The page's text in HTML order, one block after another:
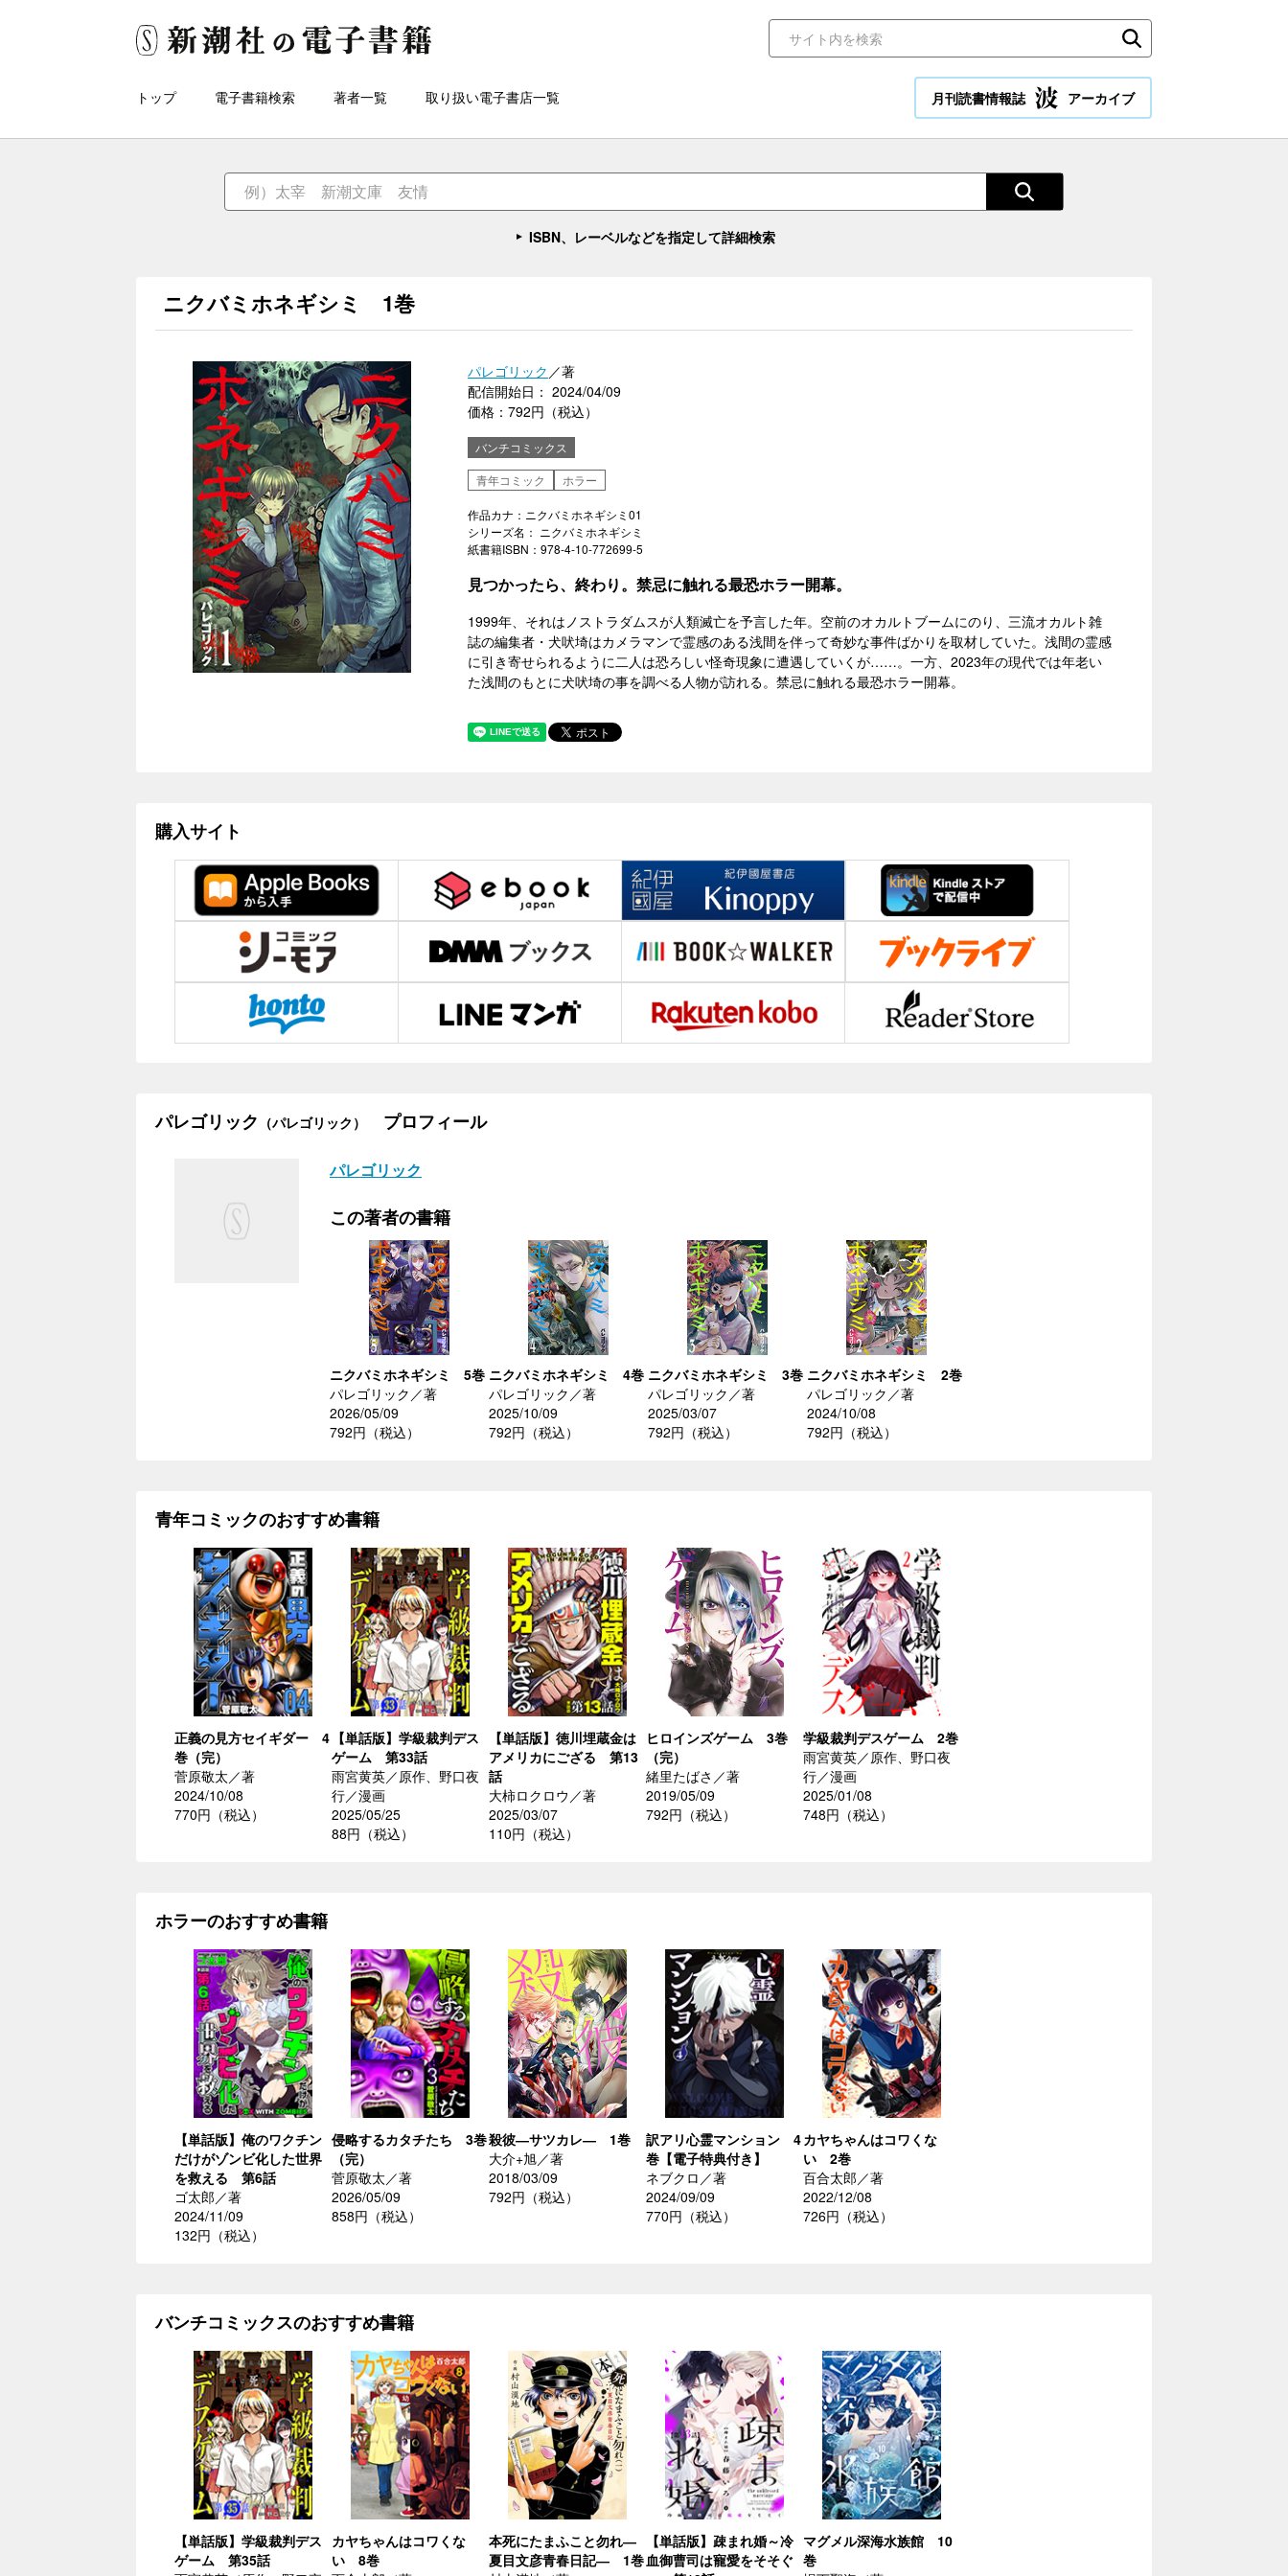
トップ 電子書籍検索 著者一覧 取り扱い電子書店一覧 月刊読書情報誌 アーカイブ
ISBN、レーベルなどを指定して詳細検索
ニクバミホネギシミ 1巻
パレゴリック ／著
配信開始日： 2024/04/09
価格：792円（税込）
バンチコミックス
青年コミック
ホラー
作品カナ：ニクバミホネギシミ01
シリーズ名： ニクバミホネギシミ
紙書籍ISBN：978-4-10-772699-5
見つかったら、終わり。禁忌に触れる最恐ホラー開幕。
1999年、それはノストラダムスが人類滅亡を予言した年。空前のオカルトブームにのり、三流オカルト雑
誌の編集者・犬吠埼はカメラマンで霊感のある浅間を伴って奇妙な事件ばかりを取材していた。浅間の霊感
に引き寄せられるように二人は恐ろしい怪奇現象に遭遇していくが……。一方、2023年の現代では年老い
た浅間のもとに犬吠埼の事を調べる人物が訪れる。禁忌に触れる最恐ホラー開幕。
購入サイト
パレゴリック （パレゴリック） プロフィール
パレゴリック
この著者の書籍
ニクバミホネギシミ 5巻
パレゴリック／著
2026/05/09
792円（税込）
ニクバミホネギシミ 4巻
パレゴリック／著
2025/10/09
792円（税込）
ニクバミホネギシミ 3巻
パレゴリック／著
2025/03/07
792円（税込）
ニクバミホネギシミ 2巻
パレゴリック／著
2024/10/08
792円（税込）
青年コミックのおすすめ書籍
正義の見方セイギダー 4
巻（完）
菅原敬太／著
2024/10/08
770円（税込）
【単話版】学級裁判デス
ゲーム 第33話
雨宮黄英／原作、野口夜
行／漫画
2025/05/25
88円（税込）
【単話版】徳川埋蔵金は
アメリカにござる 第13
話
大柿ロクロウ／著
2025/03/07
110円（税込）
ヒロインズゲーム 3巻
（完）
緒里たばさ／著
2019/05/09
792円（税込）
学級裁判デスゲーム 2巻
雨宮黄英／原作、野口夜
行／漫画
2025/01/08
748円（税込）
ホラーのおすすめ書籍
【単話版】俺のワクチン
だけがゾンビ化した世界
を救える 第6話
ゴ太郎／著
2024/11/09
132円（税込）
侵略するカタチたち 3巻
（完）
菅原敬太／著
2026/05/09
858円（税込）
殺彼―サツカレ― 1巻
大介+旭／著
2018/03/09
792円（税込）
訳アリ心霊マンション 4
巻【電子特典付き】
ネブクロ／著
2024/09/09
770円（税込）
カヤちゃんはコワくな
い 2巻
百合太郎／著
2022/12/08
726円（税込）
バンチコミックスのおすすめ書籍
【単話版】学級裁判デス
ゲーム 第35話
カヤちゃんはコワくな
い 8巻
本死にたまふこと勿れ―
夏目文彦青春日記― 1巻
【単話版】疎まれ婚～冷
血御曹司は寵愛をそそぐ
マグメル深海水族館 10
巻